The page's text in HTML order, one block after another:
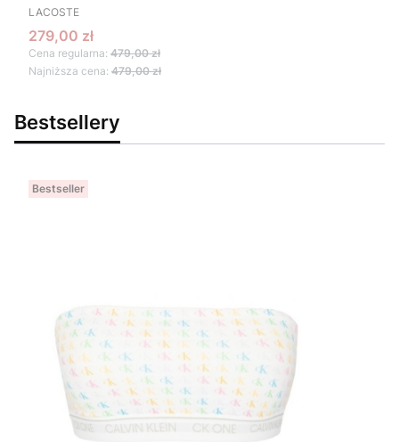
PRODUCENT
LACOSTE
Cena promocyjna
279,00 zł
Cena regularna: 479,00 zł
Najniższa cena: 479,00 zł
Bestsellery
Bestseller